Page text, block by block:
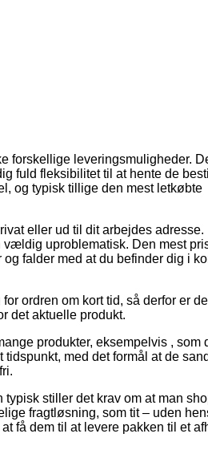
forskellige leveringsmuligheder.
fuld fleksibilitet til at hente de
og typisk tillige den mest letkøbte
eller ud til dit arbejdes adresse.
uproblematisk. Den mest
falder med at du befinder dig i
ordren om kort tid, så derfor er
det aktuelle produkt.
produkter, eksempelvis , som
med det formål at de
stiller det krav om at man
fragtløsning, som tit – uden
få dem til at levere pakken til et